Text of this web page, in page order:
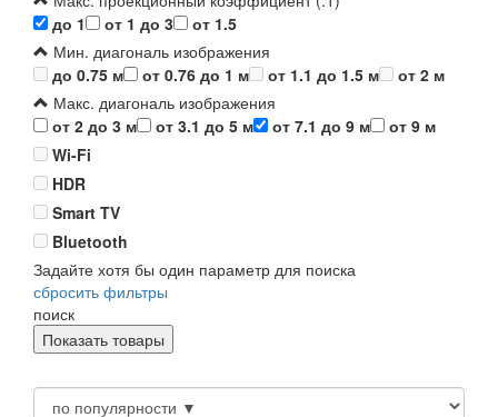
до 1
от 1 до 3
от 1.5
Мин. диагональ изображения
до 0.75 м
от 0.76 до 1 м от 1.1 до 1.5 м
от 2 м
Макс. диагональ изображения
от 2 до 3 м
от 3.1 до 5 м от 7.1 до 9 м
от 9 м
Wi-Fi
HDR
Smart TV
Bluetooth
Задайте хотя бы один параметр для поиска
сбросить фильтры
поиск